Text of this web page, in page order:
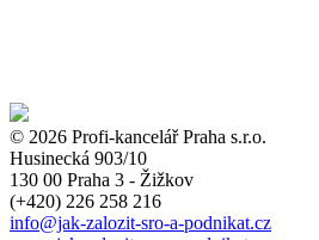
© 2026 Profi-kancelář Praha s.r.o.
Husinecká 903/10
130 00 Praha 3 - Žižkov
(+420) 226 258 216
info@jak-zalozit-sro-a-podnikat.cz